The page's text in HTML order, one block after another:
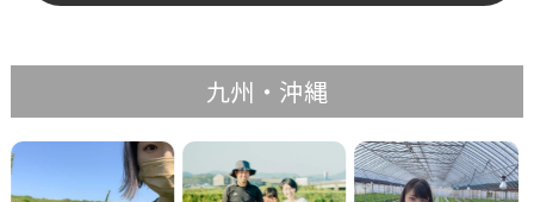
九州・沖縄